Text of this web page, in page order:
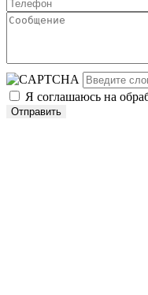
Я соглашаюсь на